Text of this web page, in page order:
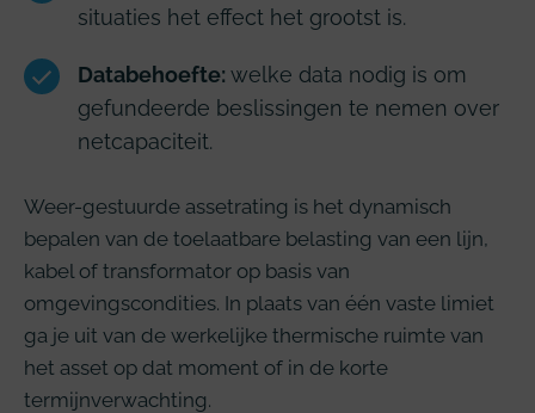
situaties het effect het grootst is.
Databehoefte: welke data nodig is om
gefundeerde beslissingen te nemen over
netcapaciteit.
Weer-gestuurde assetrating is het dynamisch
bepalen van de toelaatbare belasting van een lijn,
kabel of transformator op basis van
omgevingscondities. In plaats van één vaste limiet
ga je uit van de werkelijke thermische ruimte van
het asset op dat moment of in de korte
termijnverwachting.